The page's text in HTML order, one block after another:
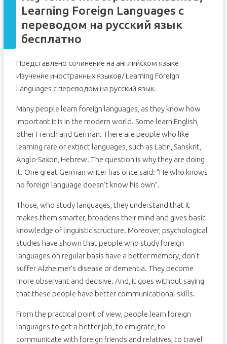
Learning Foreign Languages с
переводом на русский язык
бесплатно
Представлено сочинение на английском языке
Изучение иностранных языков/ Learning Foreign
Languages с переводом на русский язык.
Many people learn foreign languages, as they know how
important it is in the modern world. Some learn English,
other French and German. There are people who like
learning rare or extinct languages, such as Latin, Sanskrit,
Anglo-Saxon, Hebrew. The question is why they are doing
it. One great German writer has once said: “He who knows
no foreign language doesn’t know his own”.
Those, who study languages, they understand that it
makes them smarter, broadens their mind and gives basic
knowledge of linguistic structure. Moreover, psychological
studies have shown that people who study foreign
languages on regular basis have a better memory, don’t
suffer Alzheimer’s disease or dementia. They become
more observant and decisive. And, it goes without saying
that these people have better communicational skills.
From the practical point of view, people learn foreign
languages to get a better job, to emigrate, to
communicate with foreign friends and relatives, to travel